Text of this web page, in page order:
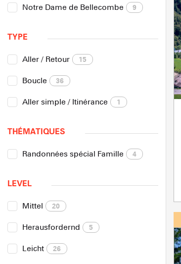
Notre Dame de Bellecombe 9
TYPE
Aller / Retour 15
Boucle 36
Aller simple / Itinérance 1
THÉMATIQUES
Randonnées spécial Famille 4
LEVEL
Mittel 20
Herausfordernd 5
Leicht 26